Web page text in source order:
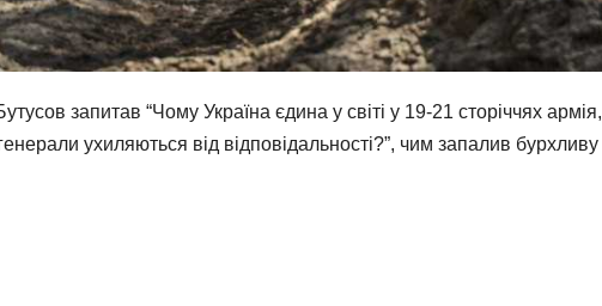
запитав “Чому Україна єдина у світі у 19-21 сторіччях армія,
ухиляються від відповідальності?”, чим запалив бурхливу